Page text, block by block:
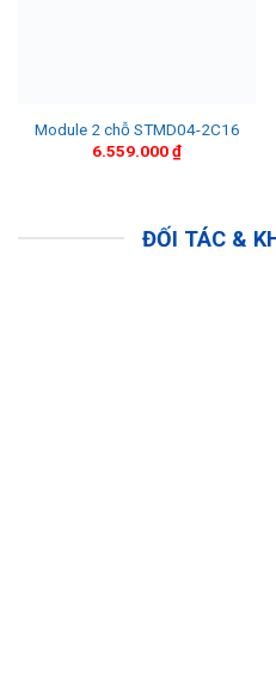
Module 2 chỗ STMD04-2C16
6.559.000₫
ĐỐI TÁC &